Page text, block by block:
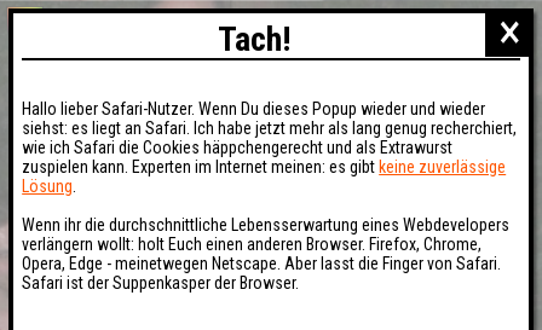
×
Tach!
Hallo lieber Safari-Nutzer. Wenn Du dieses Popup wieder und wieder
siehst: es liegt an Safari. Ich habe jetzt mehr als lang genug recherchiert,
wie ich Safari die Cookies häppchengerecht und als Extrawurst
zuspielen kann. Experten im Internet meinen: es gibt keine zuverlässige
Lösung
Wenn ihr die durchschnittliche Lebensserwartung eines Webdevelopers
verlängern wollt: holt Euch einen anderen Browser. Firefox, Chrome,
Opera, Edge - meinetwegen Netscape. Aber lasst die Finger von Safari.
Safari ist der Suppenkasper der Browser.